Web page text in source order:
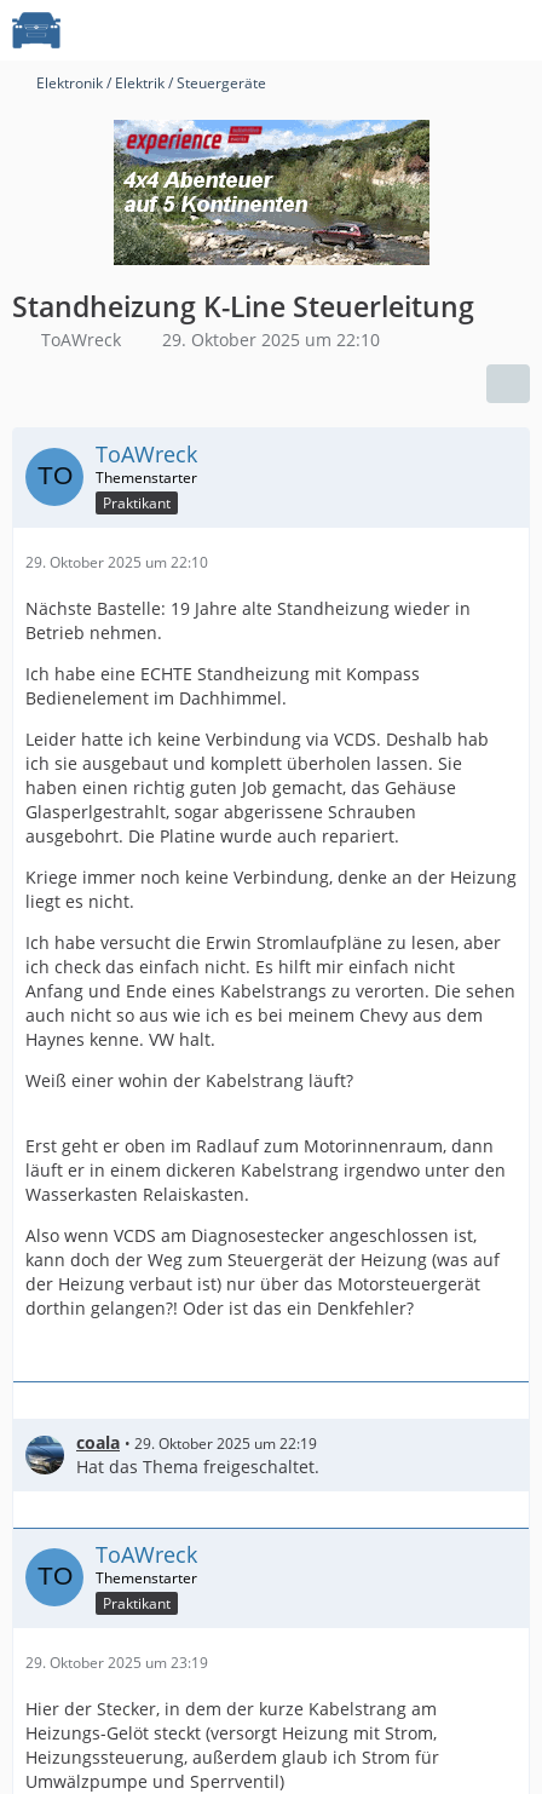
Elektronik / Elektrik / Steuergeräte
Standheizung K-Line Steuerleitung
ToAWreck 29. Oktober 2025 um 22:10
ToAWreck
Praktikant
29. Oktober 2025 um 22:10
Nächste Bastelle: 19 Jahre alte Standheizung wieder in
Betrieb nehmen.
Ich habe eine ECHTE Standheizung mit Kompass
Bedienelement im Dachhimmel.
Leider hatte ich keine Verbindung via VCDS. Deshalb hab
ich sie ausgebaut und komplett überholen lassen. Sie
haben einen richtig guten Job gemacht, das Gehäuse
Glasperlgestrahlt, sogar abgerissene Schrauben
ausgebohrt. Die Platine wurde auch repariert.
Kriege immer noch keine Verbindung, denke an der Heizung
liegt es nicht.
Ich habe versucht die Erwin Stromlaufpläne zu lesen, aber
ich check das einfach nicht. Es hilft mir einfach nicht
Anfang und Ende eines Kabelstrangs zu verorten. Die sehen
auch nicht so aus wie ich es bei meinem Chevy aus dem
Haynes kenne. VW halt.
Weiß einer wohin der Kabelstrang läuft?
Erst geht er oben im Radlauf zum Motorinnenraum, dann
läuft er in einem dickeren Kabelstrang irgendwo unter den
Wasserkasten Relaiskasten.
Also wenn VCDS am Diagnosestecker angeschlossen ist,
kann doch der Weg zum Steuergerät der Heizung (was auf
der Heizung verbaut ist) nur über das Motorsteuergerät
dorthin gelangen?! Oder ist das ein Denkfehler?
coala 29. Oktober 2025 um 22:19
Hat das Thema freigeschaltet.
ToAWreck
Praktikant
29. Oktober 2025 um 23:19
Hier der Stecker, in dem der kurze Kabelstrang am
Heizungs-Gelöt steckt (versorgt Heizung mit Strom,
Heizungssteuerung, außerdem glaub ich Strom für
Umwälzpumpe und Sperrventil)